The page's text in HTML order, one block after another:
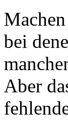
bei
Aber